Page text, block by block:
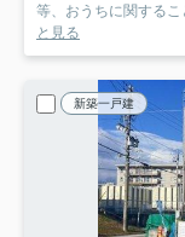
等、おうちに関する
と見る
新築一戸建